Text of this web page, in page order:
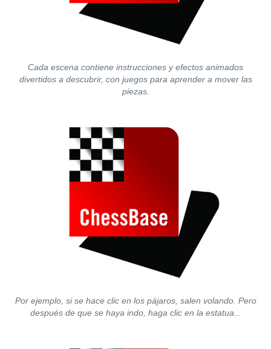
Cada escena contiene instrucciones y efectos animados
divertidos a descubrir, con juegos para aprender a mover las
piezas.
Por ejemplo, si se hace clic en los pájaros, salen volando. Pero
después de que se haya indo, haga clic en la estatua...